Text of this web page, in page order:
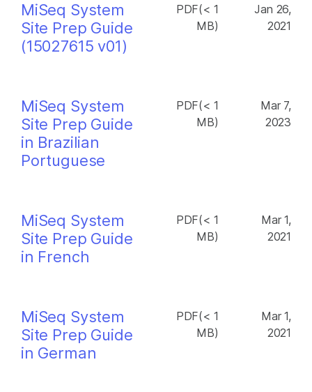
MiSeq System
Site Prep Guide
(15027615 v01)
PDF(< 1
MB)
Jan 26,
2021
MiSeq System
Site Prep Guide
in Brazilian
Portuguese
PDF(< 1
MB)
Mar 7,
2023
MiSeq System
Site Prep Guide
in French
PDF(< 1
MB)
Mar 1,
2021
MiSeq System
Site Prep Guide
in German
PDF(< 1
MB)
Mar 1,
2021